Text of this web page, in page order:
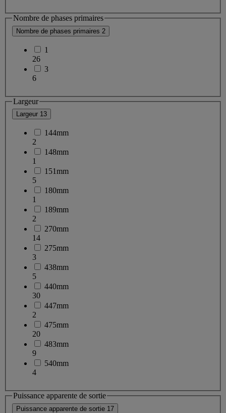
Nombre de phases primaires
Nombre de phases primaires 2
1
26
3
6
Largeur
Largeur 13
144mm
2
148mm
1
151mm
5
180mm
1
189mm
2
270mm
14
275mm
3
438mm
5
440mm
30
447mm
2
475mm
20
483mm
9
540mm
4
Puissance apparente de sortie
Puissance apparente de sortie 17